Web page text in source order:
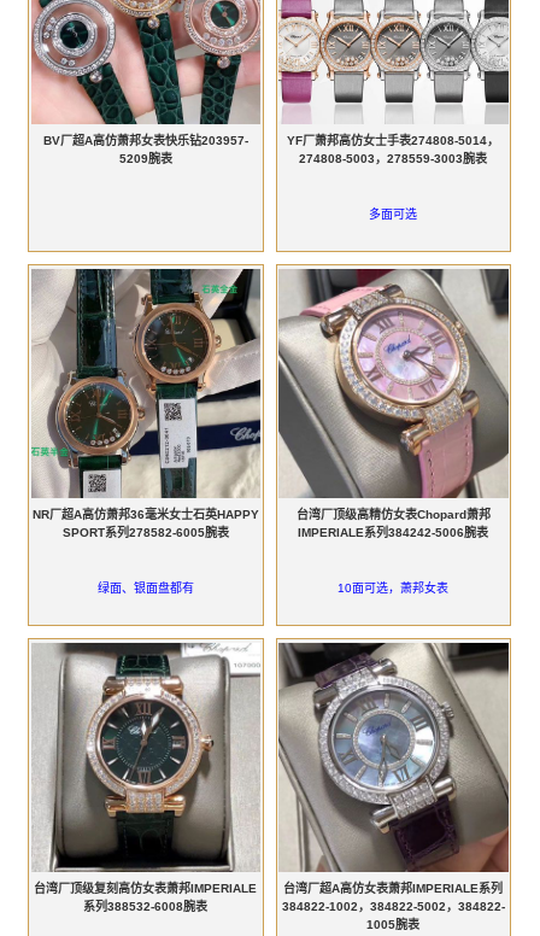
BV厂超A高仿萧邦女表快乐钻203957-
5209腕表
YF厂萧邦高仿女士手表274808-5014，
274808-5003，278559-3003腕表
多面可选
NR厂超A高仿萧邦36毫米女士石英HAPPY
SPORT系列278582-6005腕表
绿面、银面盘都有
台湾厂顶级高精仿女表Chopard萧邦
IMPERIALE系列384242-5006腕表
10面可选，萧邦女表
台湾厂顶级复刻高仿女表萧邦IMPERIALE
系列388532-6008腕表
台湾厂超A高仿女表萧邦IMPERIALE系列
384822-1002，384822-5002，384822-
1005腕表